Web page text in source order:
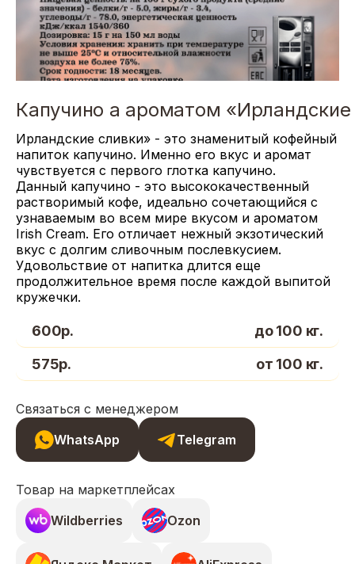
Капучино а ароматом «Ирландские
Ирландские сливки» - это знаменитый кофейный
напиток капучино. Именно его вкус и аромат
чувствуется с первого глотка капучино.
Данный капучино - это высококачественный
растворимый кофе, идеально сочетающийся с
узнаваемым во всем мире вкусом и ароматом
Irish Cream. Его отличает нежный экзотический
вкус с долгим сливочным послевкусием.
Удовольствие от напитка длится еще
продолжительное время после каждой выпитой
кружечки.
600р.
до 100 кг.
575р.
от 100 кг.
Связаться с менеджером
WhatsApp
Telegram
Товар на маркетплейсах
Wildberries
Ozon